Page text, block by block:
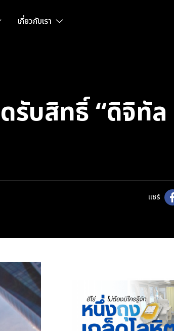
เกี่ยวกับเรา
รับสิทธิ์ “ดิจิทัล
แชร์